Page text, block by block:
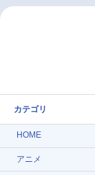
カテゴリ
HOME
アニメ